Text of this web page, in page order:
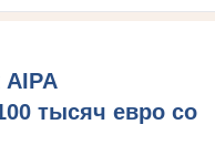
тысяч евро со